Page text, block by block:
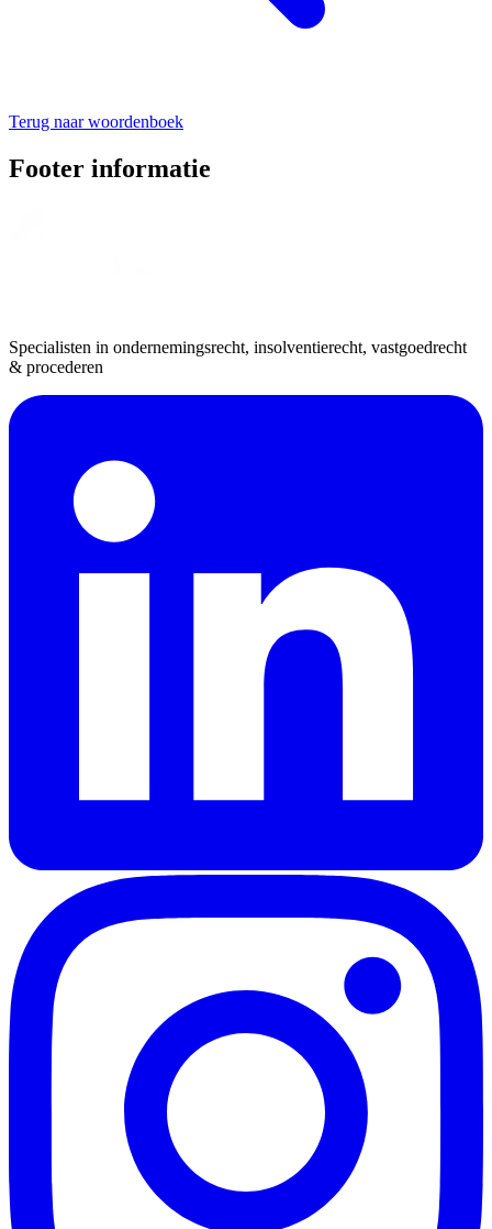
Terug naar woordenboek
Footer informatie
Specialisten in ondernemingsrecht, insolventierecht, vastgoedrecht
& procederen